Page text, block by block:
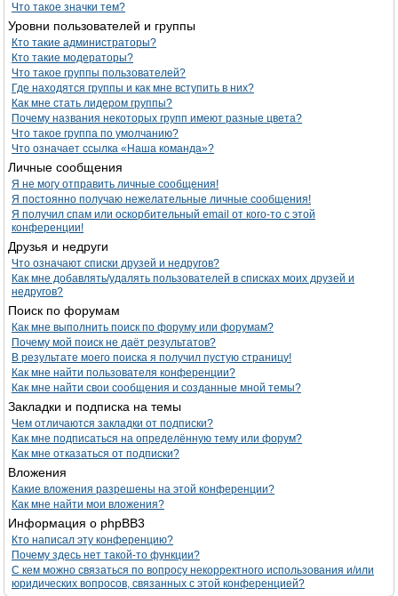
Что такое значки тем?
Уровни пользователей и группы
Кто такие администраторы?
Кто такие модераторы?
Что такое группы пользователей?
Где находятся группы и как мне вступить в них?
Как мне стать лидером группы?
Почему названия некоторых групп имеют разные цвета?
Что такое группа по умолчанию?
Что означает ссылка «Наша команда»?
Личные сообщения
Я не могу отправить личные сообщения!
Я постоянно получаю нежелательные личные сообщения!
Я получил спам или оскорбительный email от кого-то с этой
конференции!
Друзья и недруги
Что означают списки друзей и недругов?
Как мне добавлять/удалять пользователей в списках моих друзей и
недругов?
Поиск по форумам
Как мне выполнить поиск по форуму или форумам?
Почему мой поиск не даёт результатов?
В результате моего поиска я получил пустую страницу!
Как мне найти пользователя конференции?
Как мне найти свои сообщения и созданные мной темы?
Закладки и подписка на темы
Чем отличаются закладки от подписки?
Как мне подписаться на определённую тему или форум?
Как мне отказаться от подписки?
Вложения
Какие вложения разрешены на этой конференции?
Как мне найти мои вложения?
Информация о phpBB3
Кто написал эту конференцию?
Почему здесь нет такой-то функции?
С кем можно связаться по вопросу некорректного использования и/или
юридических вопросов, связанных с этой конференцией?